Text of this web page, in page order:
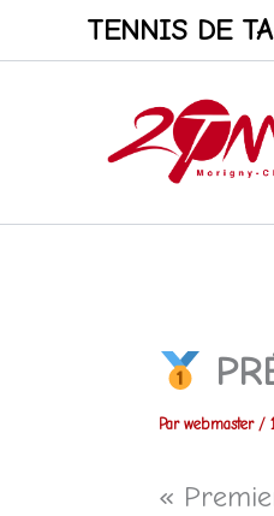
TENNIS DE
Par webmaster /
«